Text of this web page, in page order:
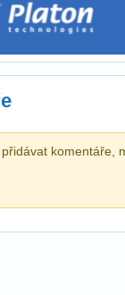
komentáře,